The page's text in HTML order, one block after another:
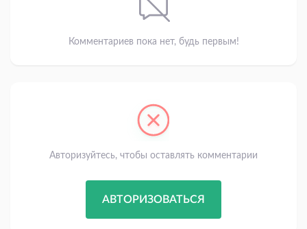
Комментариев пока нет, будь первым!
Авторизуйтесь, чтобы оставлять комментарии
АВТОРИЗОВАТЬСЯ